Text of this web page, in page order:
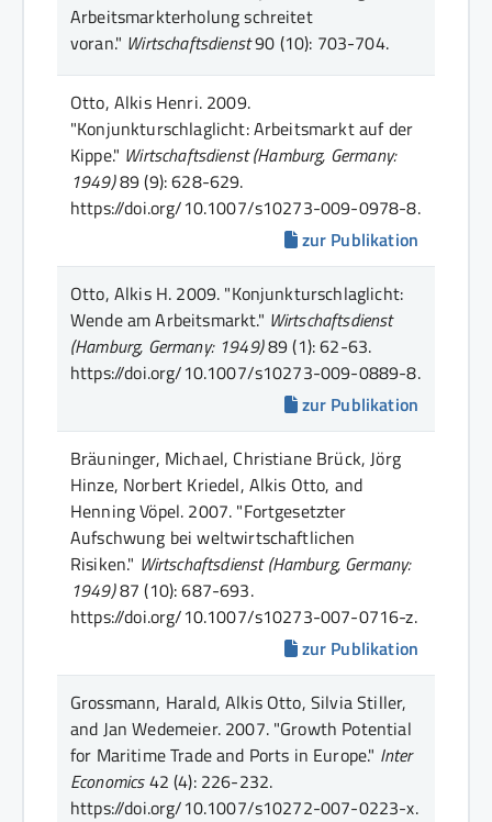
Arbeitsmarkterholung schreitet
voran." Wirtschaftsdienst90 (10): 703-704.
Otto, Alkis Henri.2009.
"Konjunkturschlaglicht: Arbeitsmarkt auf der
Kippe." Wirtschaftsdienst (Hamburg, Germany:
1949)89 (9): 628-629.
https://doi.org/10.1007/s10273-009-0978-8.
zur Publikation
Otto, Alkis H. 2009. "Konjunkturschlaglicht:
Wende am Arbeitsmarkt." Wirtschaftsdienst
(Hamburg, Germany: 1949)89 (1): 62-63.
https://doi.org/10.1007/s10273-009-0889-8.
zur Publikation
Bräuninger, Michael, Christiane Brück, Jörg
Hinze, Norbert Kriedel, Alkis Otto, and
Henning Vöpel. 2007. "Fortgesetzter
Aufschwung bei weltwirtschaftlichen
Risiken." Wirtschaftsdienst (Hamburg, Germany:
1949)87 (10): 687-693.
https://doi.org/10.1007/s10273-007-0716-z.
zur Publikation
Grossmann, Harald, Alkis Otto, Silvia Stiller,
and Jan Wedemeier.2007."Growth Potential
for Maritime Trade and Ports in Europe." Inter
Economics42 (4): 226-232.
https://doi.org/10.1007/s10272-007-0223-x.